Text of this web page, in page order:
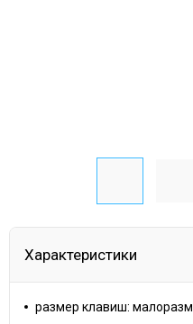
Характеристики
размер клавиш: